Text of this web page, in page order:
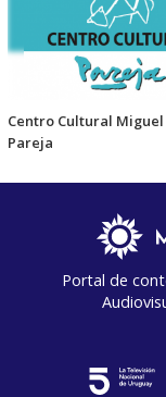
Centro Cultural Miguel
Pareja
Portal de